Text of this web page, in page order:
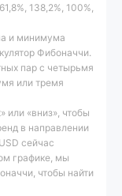
138,2%, 100%,
и минимума
Фибоначчи.
пар с четырьмя
или тремя
или «вниз», чтобы
в направлении
сейчас
графике, мы
чтобы найти